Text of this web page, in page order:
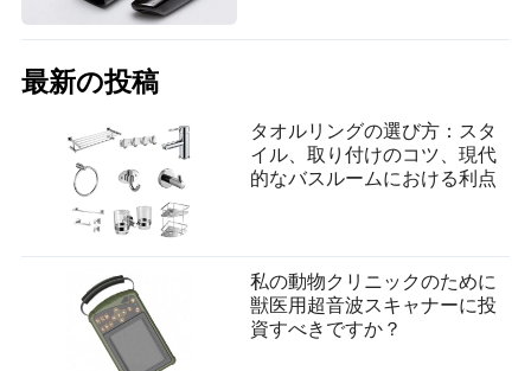
最新の投稿
タオルリングの選び方：スタ
イル、取り付けのコツ、現代
的なバスルームにおける利点
私の動物クリニックのために
獣医用超音波スキャナーに投
資すべきですか？